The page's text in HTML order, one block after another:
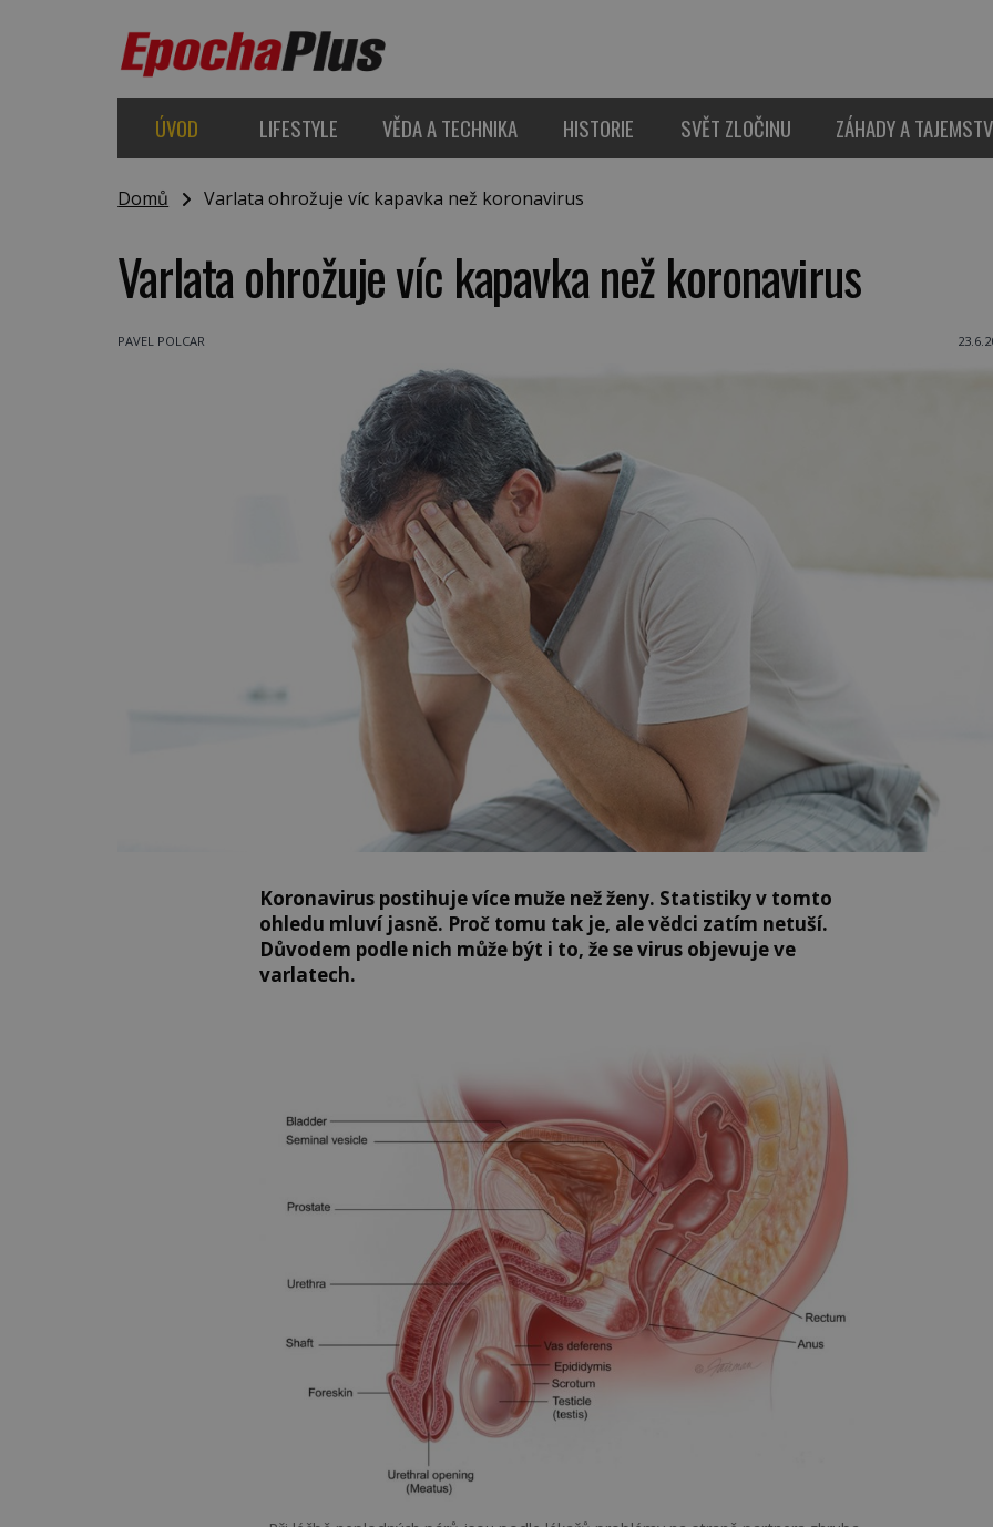
ÚVOD LIFESTYLE VĚDA A TECHNIKA HISTORIE SVĚT ZLOČINU ZÁHADY A
Domů Varlata ohrožuje víc kapavka než koronavirus
Varlata ohrožuje víc kapavka než koronavirus
PAVEL POLCAR
Koronavirus postihuje více muže než ženy. Statistiky v tomto
ohledu mluví jasně. Proč tomu tak je, ale vědci zatím netuší.
Důvodem podle nich může být i to, že se virus objevuje ve
varlatech.